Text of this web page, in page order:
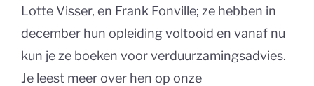
Lotte Visser, en Frank Fonville; ze hebben in
december hun opleiding voltooid en vanaf nu
kun je ze boeken voor verduurzamingsadvies.
Je leest meer over hen op onze